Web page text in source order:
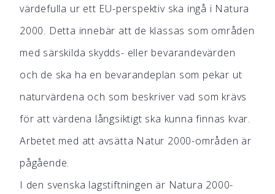
värdefulla ur ett EU-perspektiv ska ingå i Natura
2000. Detta innebär att de klassas som områden
med särskilda skydds- eller bevarandevärden
och de ska ha en bevarandeplan som pekar ut
naturvärdena och som beskriver vad som krävs
för att värdena långsiktigt ska kunna finnas kvar.
Arbetet med att avsätta Natur 2000-områden är
pågående.
I den svenska lagstiftningen är Natura 2000-